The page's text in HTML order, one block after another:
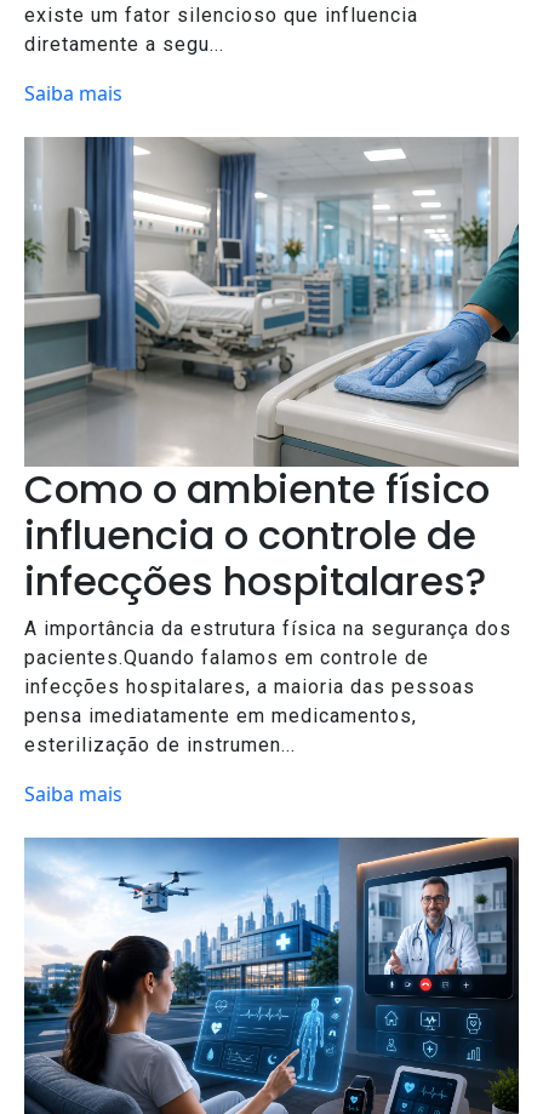
existe um fator silencioso que influencia
diretamente a segu...
Saiba mais
Como o ambiente físico
influencia o controle de
infecções hospitalares?
A importância da estrutura física na segurança dos
pacientes.Quando falamos em controle de
infecções hospitalares, a maioria das pessoas
pensa imediatamente em medicamentos,
esterilização de instrumen...
Saiba mais